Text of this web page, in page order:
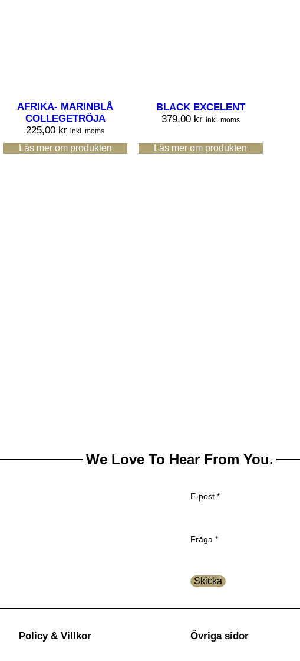
AFRIKA- MARINBLÅ
COLLEGETRÖJA
225,00 kr inkl. moms
Läs mer om produkten
BLACK EXCELENT
379,00 kr inkl. moms
Läs mer om produkten
We Love To Hear From You.
E-post *
Fråga
Fråga *
Skicka
Policy & Villkor Övriga sidor